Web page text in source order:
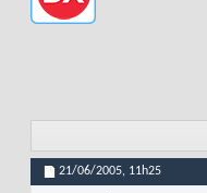
21/06/2005, 11h25